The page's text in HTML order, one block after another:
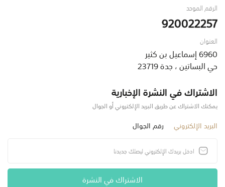
الرقم الموحد
920022257
العنوان
6960 إسماعيل بن كثير
حي البساتين ، جدة 23719
الاشتراك في النشرة الإخبارية
يمكنك الاشتراك عن طريق البريد الإلكتروني أو الجوال
البريد الإلكتروني رقم الجوال
الاشتراك في النشرة